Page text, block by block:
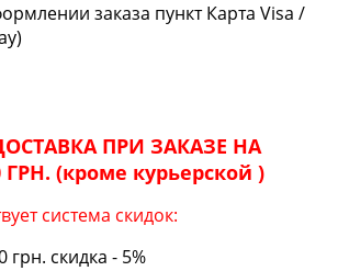
заказа пункт Карта Visa /
ПРИ ЗАКАЗЕ НА
(кроме курьерской )
система скидок:
грн. скидка - 5%